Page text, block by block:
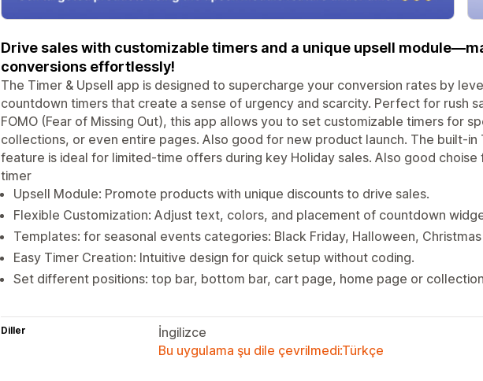
Drive sales with customizable timers and a unique upsell
conversions effortlessly!
The Timer & Upsell app is designed to supercharge your conversion rates by
countdown timers that create a sense of urgency and scarcity. Perfect for rush
FOMO (Fear of Missing Out), this app allows you to set customizable timers for
collections, or even entire pages. Also good for new product launch. The built-in
feature is ideal for limited-time offers during key Holiday sales. Also good choise
timer
Upsell Module: Promote products with unique discounts to drive sales.
Flexible Customization: Adjust text, colors, and placement of countdown
Templates: for seasonal events categories: Black Friday, Halloween, Christmas
Easy Timer Creation: Intuitive design for quick setup without coding.
Set different positions: top bar, bottom bar, cart page, home page or collection
Diller
İngilizce
Bu uygulama şu dile çevrilmedi:Türkçe